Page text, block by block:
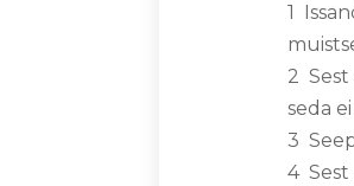
1
2
seda
3
4 Sest